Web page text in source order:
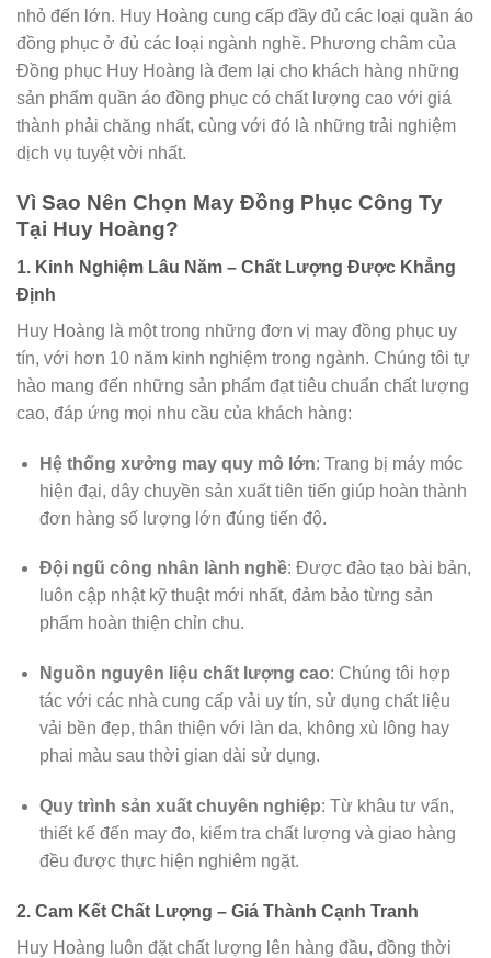
nhỏ đến lớn. Huy Hoàng cung cấp đầy đủ các loại quần áo
đồng phục ở đủ các loại ngành nghề. Phương châm của
Đồng phục Huy Hoàng là đem lại cho khách hàng những
sản phẩm quần áo đồng phục có chất lượng cao với giá
thành phải chăng nhất, cùng với đó là những trải nghiệm
dịch vụ tuyệt vời nhất.
Vì Sao Nên Chọn May Đồng Phục Công Ty
Tại Huy Hoàng?
1. Kinh Nghiệm Lâu Năm – Chất Lượng Được Khẳng
Định
Huy Hoàng là một trong những đơn vị may đồng phục uy
tín, với hơn 10 năm kinh nghiệm trong ngành. Chúng tôi tự
hào mang đến những sản phẩm đạt tiêu chuẩn chất lượng
cao, đáp ứng mọi nhu cầu của khách hàng:
Hệ thống xưởng may quy mô lớn: Trang bị máy móc
hiện đại, dây chuyền sản xuất tiên tiến giúp hoàn thành
đơn hàng số lượng lớn đúng tiến độ.
Đội ngũ công nhân lành nghề: Được đào tạo bài bản,
luôn cập nhật kỹ thuật mới nhất, đảm bảo từng sản
phẩm hoàn thiện chỉn chu.
Nguồn nguyên liệu chất lượng cao: Chúng tôi hợp
tác với các nhà cung cấp vải uy tín, sử dụng chất liệu
vải bền đẹp, thân thiện với làn da, không xù lông hay
phai màu sau thời gian dài sử dụng.
Quy trình sản xuất chuyên nghiệp: Từ khâu tư vấn,
thiết kế đến may đo, kiểm tra chất lượng và giao hàng
đều được thực hiện nghiêm ngặt.
2. Cam Kết Chất Lượng – Giá Thành Cạnh Tranh
Huy Hoàng luôn đặt chất lượng lên hàng đầu, đồng thời